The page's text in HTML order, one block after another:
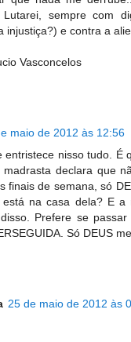
Lutarei, sempre com
injustiça?) e contra a
Vasconcelos
maio de 2012 às 12:56
entristece nisso tudo. É
madrasta declara que
finais de semana, só
está na casa dela? E a
Prefere se passar
Só DEUS
25 de maio de 2012 às